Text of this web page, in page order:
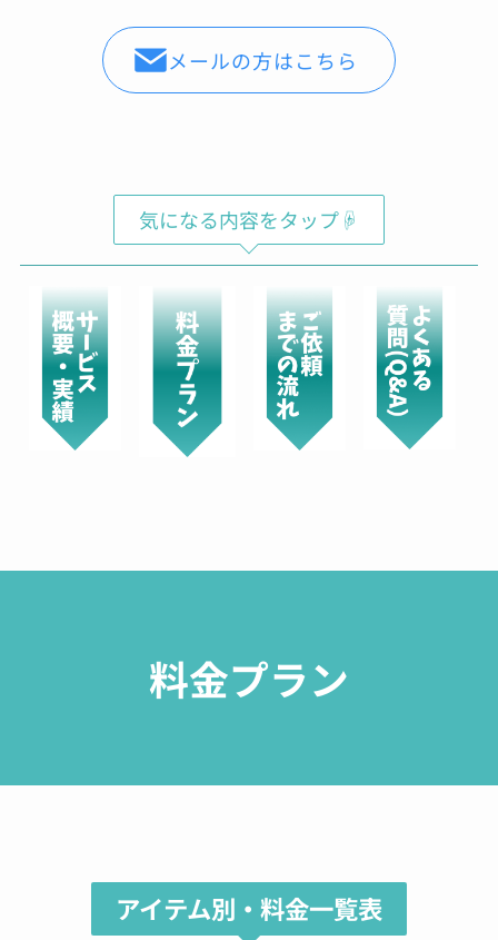
Shochan
00:07 29 Aug 22
バレンシアガのスニーカーの
たいと思い依頼をしました。表面は、ガラス、
撥水のダブルコーティングでソールにはセラミ
ックコーティングのスペシャルセット。お値段
は、多少張りますが傷みや劣化を防ぎ長く履け
ると思えば惜しくないお金かと。綺麗に仕上げ
ていただき、履くのが楽しみ。接客対応◯作業
も丁寧◯製品をコーティングした場合の効果
や、説明もしっかりしており、実際にコーティ
ングをお願いしたバック、時計、ゴルフクラ
ブ、iPhoneはしっかりと効果が出ているかと思
メールの方はこちら
気になる内容をタップ☟
料金プラン
アイテム別・料金一覧表